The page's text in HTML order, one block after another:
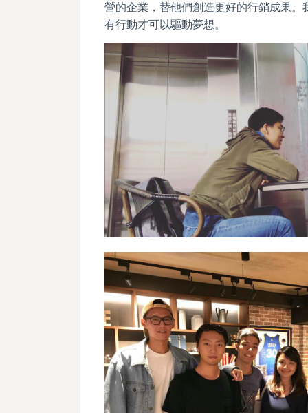
營的企業，替他們創造更好的行銷成果
有行動才可以驅動夢想。